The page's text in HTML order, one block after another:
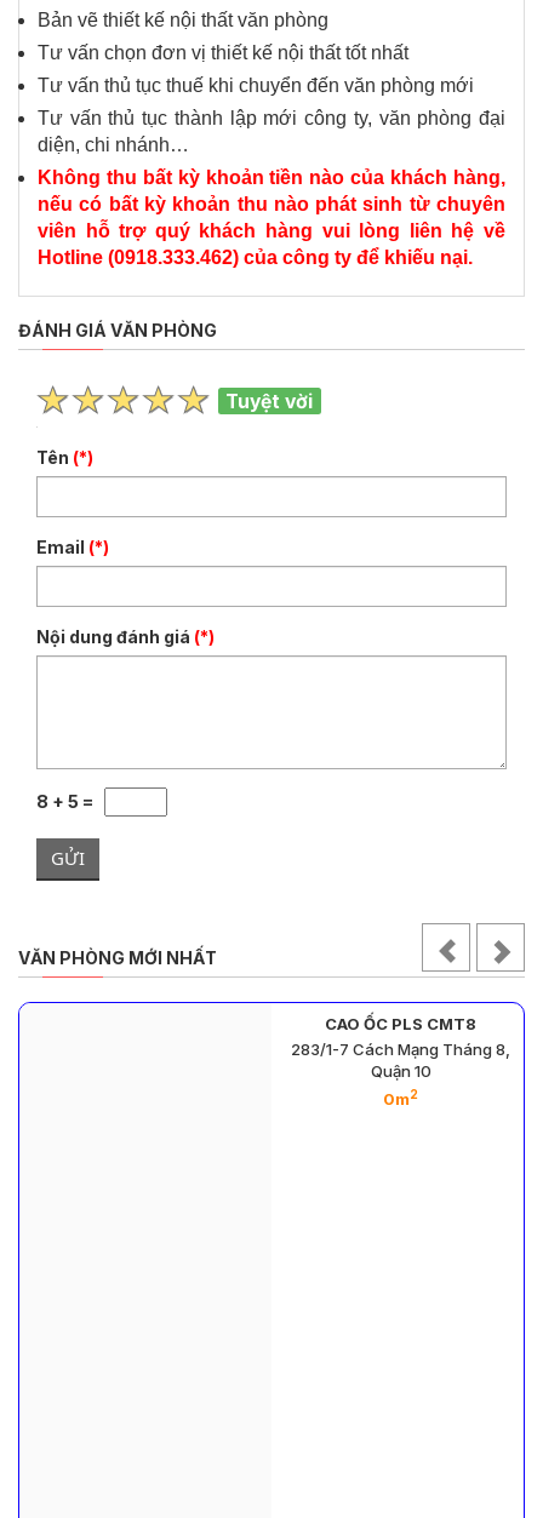
Bản vẽ thiết kế nội thất văn phòng
Tư vấn chọn đơn vị thiết kế nội thất tốt nhất
Tư vấn thủ tục thuế khi chuyển đến văn phòng mới
Tư vấn thủ tục thành lập mới công ty, văn phòng đại
diện, chi nhánh…
Không thu bất kỳ khoản tiền nào của khách hàng,
nếu có bất kỳ khoản thu nào phát sinh từ chuyên
viên hỗ trợ quý khách hàng vui lòng liên hệ về
Hotline (0918.333.462) của công ty để khiếu nại.
ĐÁNH GIÁ VĂN PHÒNG
Tuyệt vời
Tên (*)
Email (*)
Nội dung đánh giá (*)
8 + 5 =
GỬI
VĂN PHÒNG MỚI NHẤT
CAO ỐC PLS CMT8
283/1-7 Cách Mạng Tháng 8,